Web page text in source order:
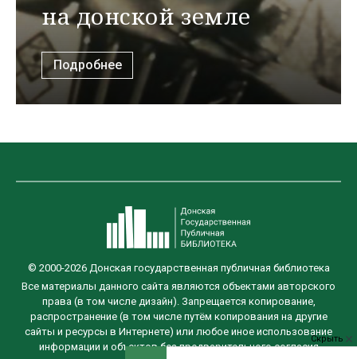
на донской земле
Подробнее
Скрыть
© 2000-2026 Донская государственная публичная библиотека
Все материалы данного сайта являются объектами авторского
права (в том числе дизайн). Запрещается копирование,
распространение (в том числе путём копирования на другие
сайты и ресурсы в Интернете) или любое иное использование
информации и объектов без предварительного согласия